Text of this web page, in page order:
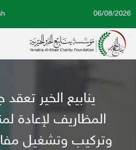
06/08/2026
ينابيع الخير
المظاريف لإعادة
وتركيب وتشغيل